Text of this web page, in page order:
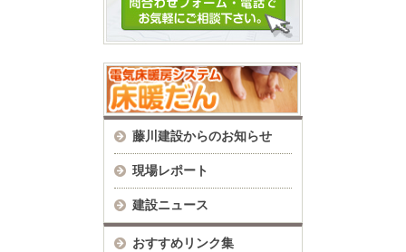
藤川建設からのお知らせ
現場レポート
建設ニュース
おすすめリンク集